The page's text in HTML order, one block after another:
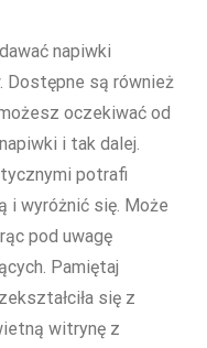
napiwki
Dostępne są również
oczekiwać od
i tak dalej.
potrafi
i wyróżnić się. Może
pod uwagę
Pamiętaj
się z
witrynę z